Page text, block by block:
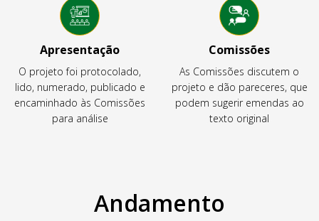
Apresentação
O projeto foi protocolado,
lido, numerado, publicado e
encaminhado às Comissões
para análise
Comissões
As Comissões discutem o
projeto e dão pareceres, que
podem sugerir emendas ao
texto original
Andamento